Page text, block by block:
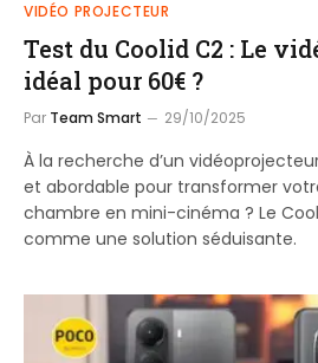
VIDÉO PROJECTEUR
Test du Coolid C2 : Le
idéal pour 60€ ?
Par Team Smart 29/10/2025
À la recherche d’un
et abordable pour transformer
chambre en mini-cinéma ? Le
comme une solution séduisante.